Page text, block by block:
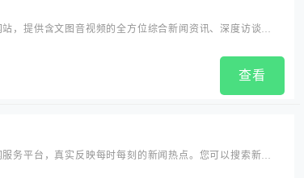
，提供含文图音视频的全方位综合新闻资讯、深度访谈、
分享社区等服务，同时与凤凰无线、凤凰宽频形成三屏联
通信、电视网三网融合无缝衔接的新媒体优志体验。
查看
务平台，真实反映每时每刻的新闻热点。您可以搜索新闻
资讯等，快速了解它们的刚更新进展。